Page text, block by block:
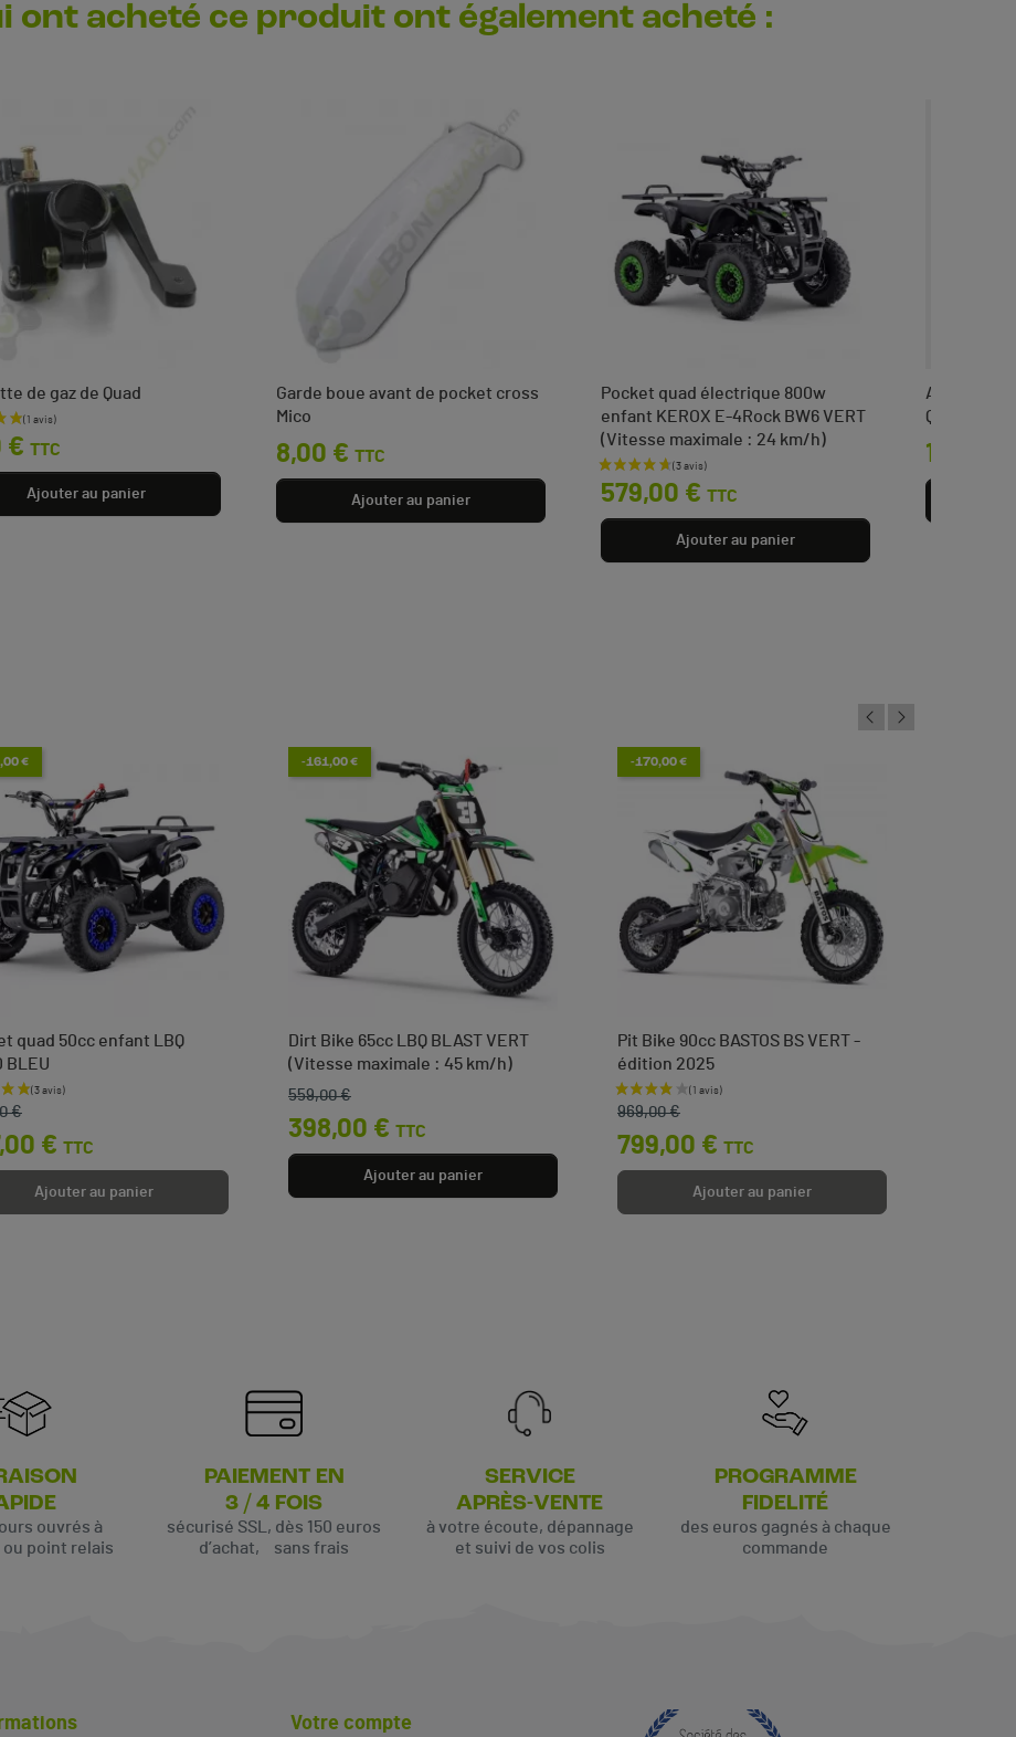
ont acheté ce produit ont également acheté :
de gaz de Quad
(1 avis)
€ TTC
Ajouter au panier
Garde boue avant de pocket cross
Mico
Prix
8,00 € TTC
Ajouter au panier
Pocket quad électrique 800w
enfant KEROX E-4Rock BW6 VERT
(Vitesse maximale : 24 km/h)
Prix
579,00 € TTC
Ajouter au panier
Quad
Prix
16,00 €
€
quad 50cc enfant LBQ
BLEU
base
€
€ TTC
Ajouter au panier
-161,00 €
Dirt Bike 65cc LBQ BLAST VERT
(Vitesse maximale : 45 km/h)
Prix de base
559,00 €
Prix
398,00 € TTC
Ajouter au panier
-170,00 €
Pit Bike 90cc BASTOS BS VERT -
édition 2025
Prix de base
969,00 €
Prix
799,00 € TTC
Ajouter au panier
ouvrés à
point relais
PAIEMENT EN
3 / 4 FOIS
sécurisé SSL, dès 150 euros
d’achat, sans frais
SERVICE
APRÈS-VENTE
à votre écoute, dépannage
et suivi de vos colis
PROGRAMME
FIDELITÉ
des euros gagnés à chaque
commande
Votre compte